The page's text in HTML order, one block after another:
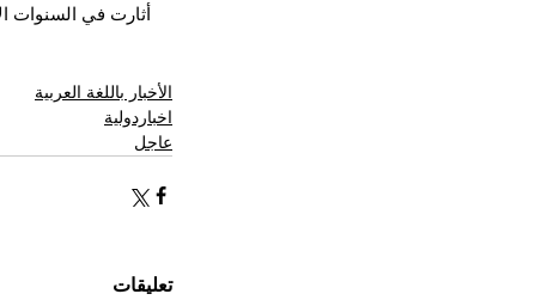
أثارت في السنوات
الأخبار باللغة العربية
اخباردولية
عاجل
تعليقات